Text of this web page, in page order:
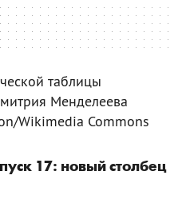
таблицы
Менделеева
Wikimedia Commons
17: новый столбец